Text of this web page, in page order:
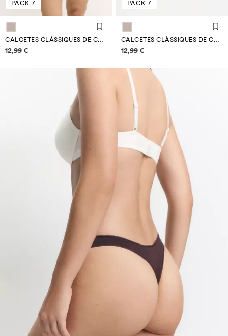
PACK 7
CALCETES CLÀSSIQUES DE COTÓ (PACK 7)
Informació de preus
12,99 €
PACK 7
CALCETES CLÀSSIQUES DE COTÓ (PACK 7)
Informació de preus
12,99 €